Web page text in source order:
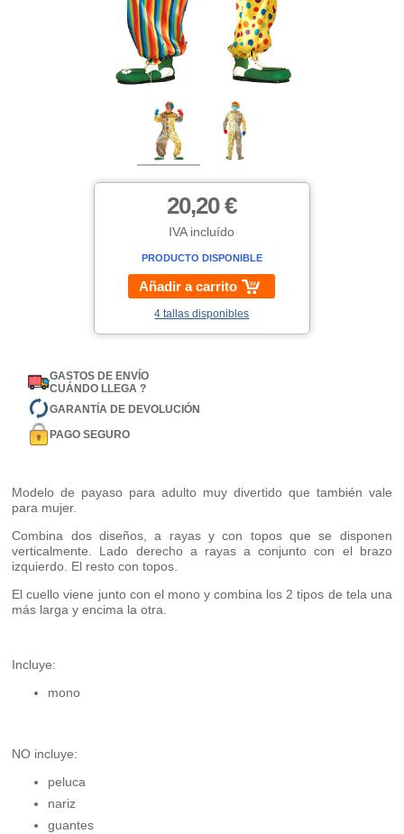
20,20 €
IVA incluído
PRODUCTO DISPONIBLE
Añadir a carrito
4 tallas disponibles
GASTOS DE ENVÍO
CUÁNDO LLEGA ?
GARANTÍA DE DEVOLUCIÓN
PAGO SEGURO
Modelo de payaso para adulto muy divertido que también vale
para mujer.
Combina dos diseños, a rayas y con topos que se disponen
verticalmente. Lado derecho a rayas a conjunto con el brazo
izquierdo. El resto con topos.
El cuello viene junto con el mono y combina los 2 tipos de tela una
más larga y encima la otra.
Incluye:
mono
NO incluye:
peluca
nariz
guantes